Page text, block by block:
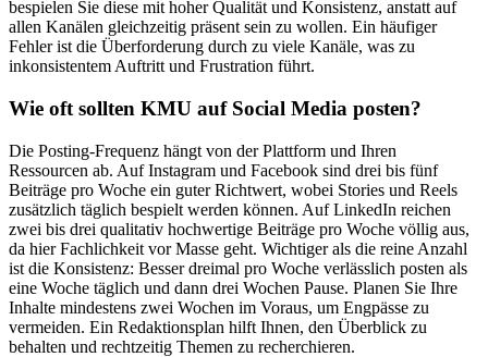
bespielen Sie diese mit hoher Qualität und Konsistenz, anstatt auf
allen Kanälen gleichzeitig präsent sein zu wollen. Ein häufiger
Fehler ist die Überforderung durch zu viele Kanäle, was zu
inkonsistentem Auftritt und Frustration führt.
Wie oft sollten KMU auf Social Media posten?
Die Posting-Frequenz hängt von der Plattform und Ihren
Ressourcen ab. Auf Instagram und Facebook sind drei bis fünf
Beiträge pro Woche ein guter Richtwert, wobei Stories und Reels
zusätzlich täglich bespielt werden können. Auf LinkedIn reichen
zwei bis drei qualitativ hochwertige Beiträge pro Woche völlig aus,
da hier Fachlichkeit vor Masse geht. Wichtiger als die reine Anzahl
ist die Konsistenz: Besser dreimal pro Woche verlässlich posten als
eine Woche täglich und dann drei Wochen Pause. Planen Sie Ihre
Inhalte mindestens zwei Wochen im Voraus, um Engpässe zu
vermeiden. Ein Redaktionsplan hilft Ihnen, den Überblick zu
behalten und rechtzeitig Themen zu recherchieren.